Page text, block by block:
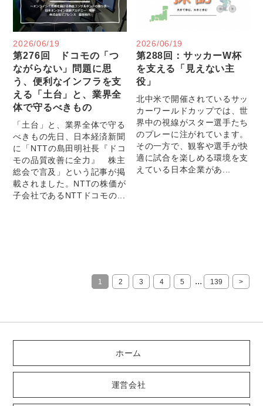
2026/06/19
第276回 ドコモの「つ
ながらない」問題に思
う、便利なインフラを支
える「土台」と、業界全
体で守るべきもの
「土台」と、業界全体で守る
べきもの先日、日本経済新聞
に「NTTの島田明社長『ドコ
モの品質改善に全力』 株主
総会で言及」という記事が掲
載されました。NTTの株価が
子会社であるNTTドコモの...
2026/06/19
第288回：サッカーW杯
を支える「見えない主
役」
北中米で開催されているサッ
カーワールドカップでは、世
界中の視線がスター選手たち
のプレーに注がれています。
その一方で、観客や選手が快
適に試合を楽しめる環境を支
えている日本企業があ...
1 2 3 4 5 ... 139 >
ホーム
運営会社